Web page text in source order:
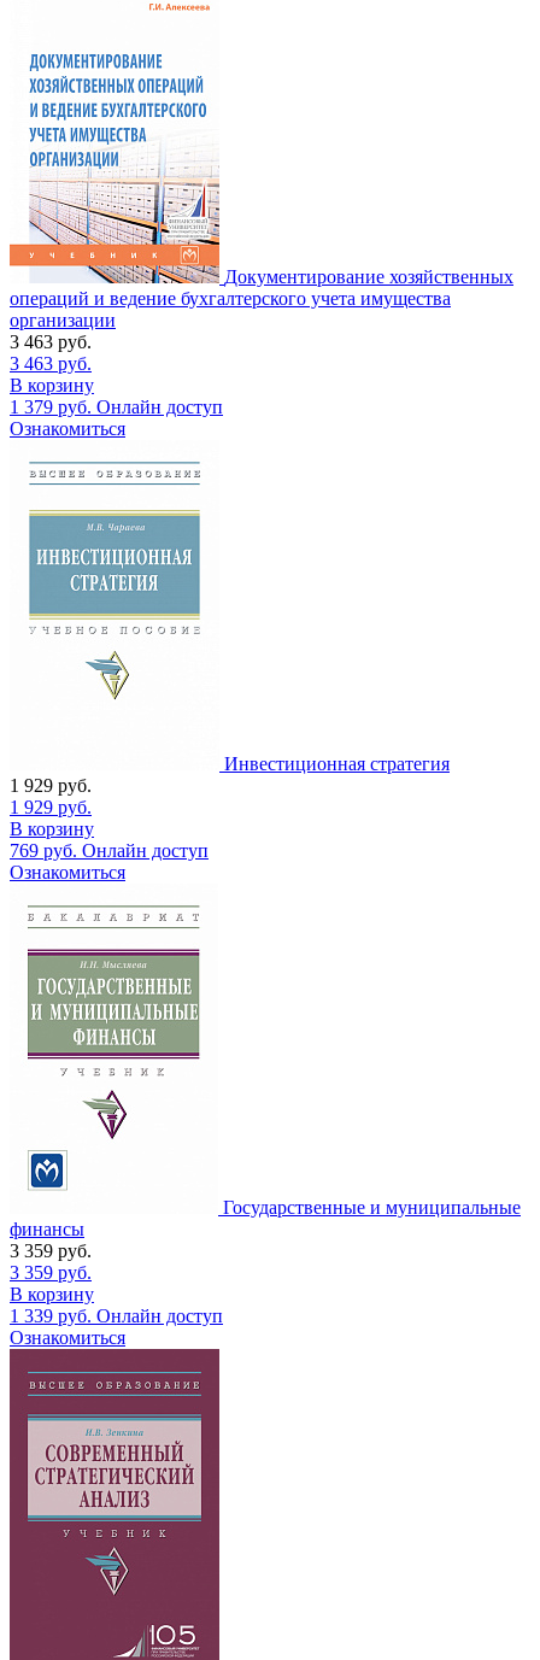
Документирование хозяйственных
операций и ведение бухгалтерского учета имущества
организации
3 463 руб.
3 463 руб.
В корзину
1 379 руб. Онлайн доступ
Ознакомиться
Инвестиционная стратегия
1 929 руб.
1 929 руб.
В корзину
769 руб. Онлайн доступ
Ознакомиться
Государственные и муниципальные
финансы
3 359 руб.
3 359 руб.
В корзину
1 339 руб. Онлайн доступ
Ознакомиться